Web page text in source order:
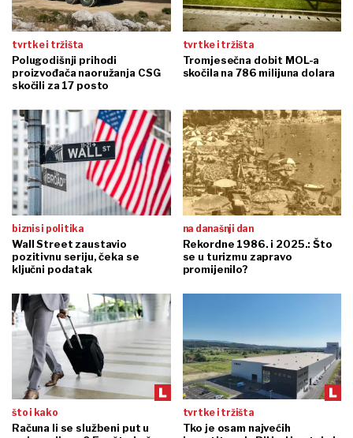
tvrtke i tržišta
Polugodišnji prihodi
proizvođača naoružanja CSG
skočili za 17 posto
tvrtke i tržišta
Tromjesečna dobit MOL-a
skočila na 786 milijuna dolara
biznis i politika
Wall Street zaustavio
pozitivnu seriju, čeka se
ključni podatak
na današnji dan
Rekordne 1986. i 2025.: Što
se u turizmu zapravo
promijenilo?
što i kako
Računa li se službeni put u
tvrtke i tržišta
Tko je osam najvećih